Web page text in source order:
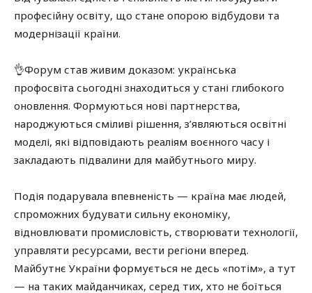
професійну освіту, що стане опорою відбудови та
модернізації країни.
👌Форум став живим доказом: українська
профосвіта сьогодні знаходиться у стані глибокого
оновлення. Формуються нові партнерства,
народжуються сміливі рішення, з’являються освітні
моделі, які відповідають реаліям воєнного часу і
закладають підвалини для майбутнього миру.
Подія подарувала впевненість — країна має людей,
спроможних будувати сильну економіку,
відновлювати промисловість, створювати технології,
управляти ресурсами, вести регіони вперед.
Майбутнє України формується не десь «потім», а тут
— на таких майданчиках, серед тих, хто не боїться